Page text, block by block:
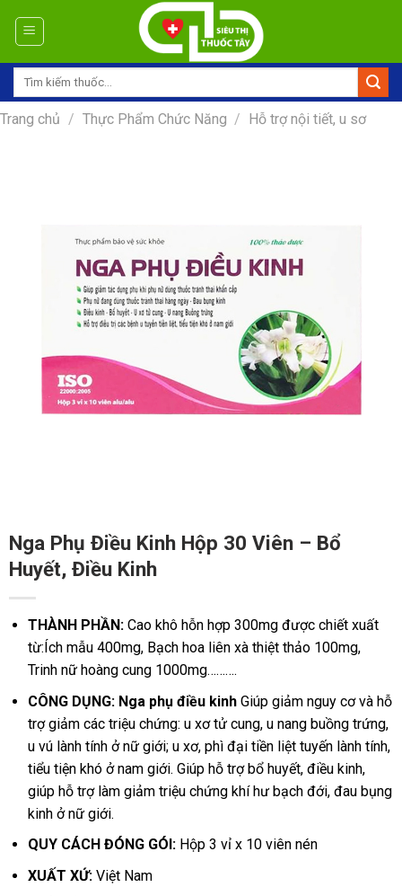
Tìm
Trang chủ / Thực Phẩm Chức Năng / Hỗ trợ nội tiết, u sơ
Nga Phụ Điều Kinh Hộp 30 Viên – Bổ
Huyết, Điều Kinh
THÀNH PHẦN: Cao khô hỗn hợp 300mg được chiết xuất
từ:Ích mẫu 400mg, Bạch hoa liên xà thiệt thảo 100mg,
Trinh nữ hoàng cung 1000mg……….
CÔNG DỤNG: Nga phụ điều kinh Giúp giảm nguy cơ và hỗ
trợ giảm các triệu chứng: u xơ tử cung, u nang buồng trứng,
u vú lành tính ở nữ giới; u xơ, phì đại tiền liệt tuyến lành tính,
tiểu tiện khó ở nam giới. Giúp hỗ trợ bổ huyết, điều kinh,
giúp hỗ trợ làm giảm triệu chứng khí hư bạch đới, đau bụng
kinh ở nữ giới.
QUY CÁCH ĐÓNG GÓI: Hộp 3 vỉ x 10 viên nén
XUẤT XỨ: Việt Nam